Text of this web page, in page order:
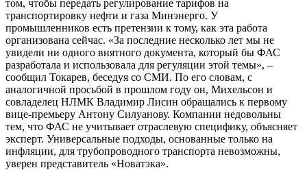
том, чтобы передать регулирование тарифов на
транспортировку нефти и газа Минэнерго. У
промышленников есть претензии к тому, как эта работа
организована сейчас. «За последние несколько лет мы не
увидели ни одного внятного документа, который бы ФАС
разработала и использовала для регуляции этой темы», –
сообщил Токарев, беседуя со СМИ. По его словам, с
аналогичной просьбой в прошлом году он, Михельсон и
совладелец НЛМК Владимир Лисин обращались к первому
вице-премьеру Антону Силуанову. Компании недовольны
тем, что ФАС не учитывает отраслевую специфику, объясняет
эксперт. Универсальные подходы, основанные только на
инфляции, для трубопроводного транспорта невозможны,
уверен представитель «Новатэка».